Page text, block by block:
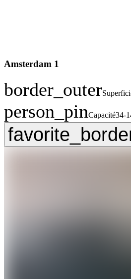
Amsterdam 1
border_outer
person_pinCapacité34-